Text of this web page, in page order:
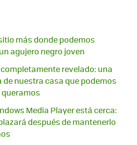
más donde podemos
agujero negro joven
completamente revelado: una
de nuestra casa que podemos
Media Player está cerca:
después de mantenerlo